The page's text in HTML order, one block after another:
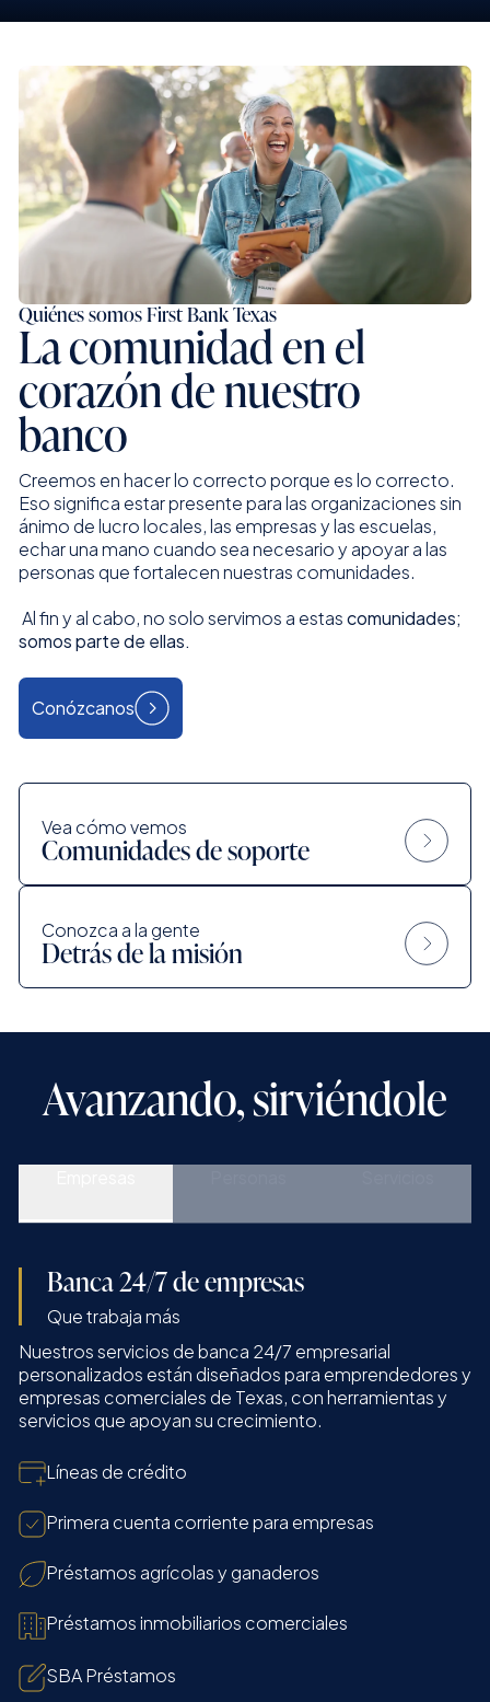
Quiénes somos First Bank Texas
La comunidad en el
corazón de nuestro
banco
Creemos en hacer lo correcto porque es lo correcto.
Eso significa estar presente para las organizaciones sin
ánimo de lucro locales, las empresas y las escuelas,
echar una mano cuando sea necesario y apoyar a las
personas que fortalecen nuestras comunidades.
Al fin y al cabo, no solo servimos a estascomunidades;
somos parte de ellas.
Conózcanos
Vea cómo vemos
Comunidades de soporte
Conozca a la gente
Detrás de la misión
Avanzando, sirviéndole
Banca 24/7 de empresas
Que trabaja más
Nuestros servicios de banca 24/7 empresarial
personalizados están diseñados para emprendedores y
empresas comerciales de Texas, con herramientas y
servicios que apoyan su crecimiento.
Líneas de crédito
Primera cuenta corriente para empresas
Préstamos agrícolas y ganaderos
Préstamos inmobiliarios comerciales
SBA Préstamos